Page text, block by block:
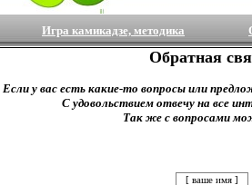
Игра камикадзе, методика
Обратная
Если у вас есть какие-то вопросы или
С удовольствием отвечу на все
Так же с вопросами